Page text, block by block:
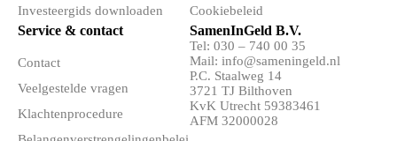
Investeergids downloaden
Cookiebeleid
Service & contact
Contact
Veelgestelde vragen
Klachtenprocedure
SamenInGeld B.V.
Tel: 030 – 740 00 35
Mail: info@sameningeld.nl
P.C. Staalweg 14
3721 TJ Bilthoven
KvK Utrecht 59383461
AFM 32000028